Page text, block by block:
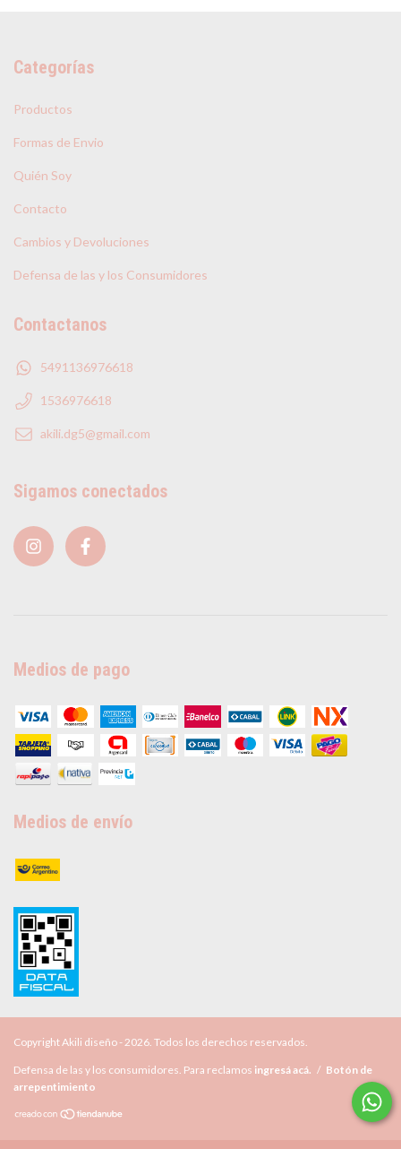
Categorías
Productos
Formas de Envio
Quién Soy
Contacto
Cambios y Devoluciones
Defensa de las y los Consumidores
Contactanos
5491136976618
1536976618
akili.dg5@gmail.com
Sigamos conectados
Medios de pago
Medios de envío
Copyright Akili diseño - 2026. Todos los derechos reservados.
Defensa de las y los consumidores. Para reclamos ingresá acá. / Botón de
arrepentimiento